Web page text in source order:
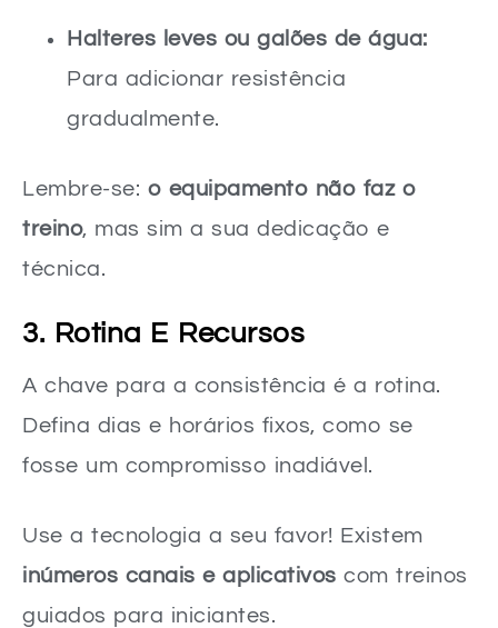
Halteres leves ou galões de água:
Para adicionar resistência
gradualmente.
Lembre-se: o equipamento não faz o
treino, mas sim a sua dedicação e
técnica.
3. Rotina E Recursos
A chave para a consistência é a rotina.
Defina dias e horários fixos, como se
fosse um compromisso inadiável.
Use a tecnologia a seu favor! Existem
inúmeros canais e aplicativos com treinos
guiados para iniciantes.